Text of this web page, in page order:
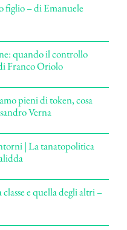
figlio – di Emanuele
quando il controllo
Franco Oriolo
pieni di token, cosa
Verna
| La tanatopolitica
classe e quella degli altri –